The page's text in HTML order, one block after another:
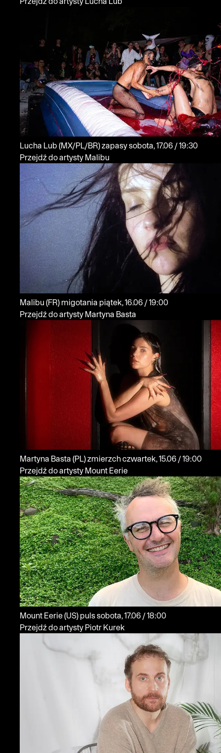
Lucha Lub (MX/PL/BR)zapasy
sobota, 17.06 / 19:30
Przejdź do artysty Malibu
Malibu (FR) migotania
piątek, 16.06 / 19:00
Przejdź do artysty Martyna Basta
Martyna Basta (PL)zmierzch
czwartek, 15.06 / 19:00
Przejdź do artysty Mount Eerie
Mount Eerie(US) puls
sobota, 17.06 / 18:00
Przejdź do artysty Piotr Kurek